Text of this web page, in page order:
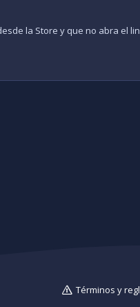
la Store y que no abra el
Términos y